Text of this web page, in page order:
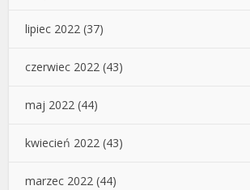
lipiec 2022 (37)
czerwiec 2022 (43)
maj 2022 (44)
kwiecień 2022 (43)
marzec 2022 (44)